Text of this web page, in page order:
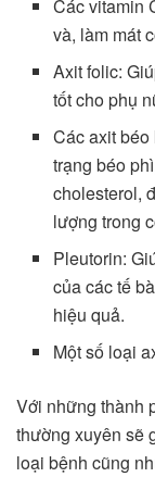
Các vitamin
và, làm mát
Axit folic:
tốt cho phụ
Các axit
trạng béo
cholesterol,
lượng trong
Pleutorin:
của các tế
hiệu quả.
Một số loại
Với những thành
thường xuyên sẽ
loại bệnh cũng